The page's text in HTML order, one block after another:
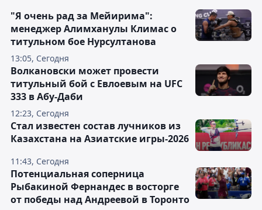
13:05, Сегодня
"Я очень рад за Мейирима":
менеджер Алимханулы Климас о
титульном бое Нурсултанова
12:23, Сегодня
Волкановски может провести
титульный бой с Евлоевым на UFC
333 в Абу-Даби
11:43, Сегодня
Стал известен состав лучников из
Казахстана на Азиатские игры-2026
Потенциальная соперница
Рыбакиной Фернандес в восторге
от победы над Андреевой в Торонто